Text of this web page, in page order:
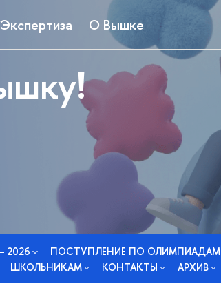
Экспертиза О Вышке
2026
ПОСТУПЛЕНИЕ ПО ОЛИМПИАДАМ
ШКОЛЬНИКАМ КОНТАКТЫ АРХИВ